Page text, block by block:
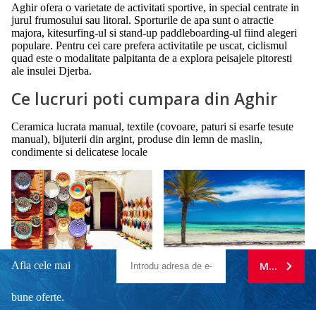
Aghir ofera o varietate de activitati sportive, in special centrate in
jurul frumosului sau litoral. Sporturile de apa sunt o atractie
majora, kitesurfing-ul si stand-up paddleboarding-ul fiind alegeri
populare. Pentru cei care prefera activitatile pe uscat, ciclismul
quad este o modalitate palpitanta de a explora peisajele pitoresti
ale insulei Djerba.
Ce lucruri poti cumpara din Aghir
Ceramica lucrata manual, textile (covoare, paturi si esarfe tesute
manual), bijuterii din argint, produse din lemn de maslin,
condimente si delicatese locale
Afla cele mai
bune oferte.
MA